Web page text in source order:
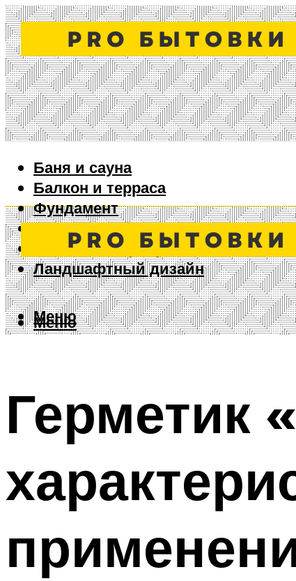
Баня и сауна
Балкон и терраса
Фундамент
Ворота и забор
Дизайн интерьера
Ландшафтный дизайн
Меню
Меню
Герметик